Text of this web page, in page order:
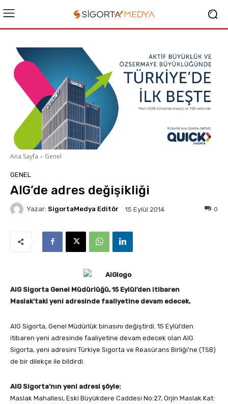
Ana Sayfa Genel
GENEL
AIG’de adres değişikliği
Yazar: SigortaMedya Editör 15 Eylül 2014 0
AIG Sigorta Genel Müdürlüğü, 15 Eylül’den itibaren
Maslak’taki yeni adresinde faaliyetine devam edecek.
AIG Sigorta, Genel Müdürlük binasını değiştirdi. 15 Eylül’den
itibaren yeni adresinde faaliyetine devam edecek olan AIG
Sigorta, yeni adresini Türkiye Sigorta ve Reasürans Birliği’ne (TSB)
de bir dilekçe ile bildirdi.
AIG Sigorta’nın yeni adresi şöyle:
Maslak Mahallesi, Eski Büyükdere Caddesi No:27, Orjin Maslak Kat: